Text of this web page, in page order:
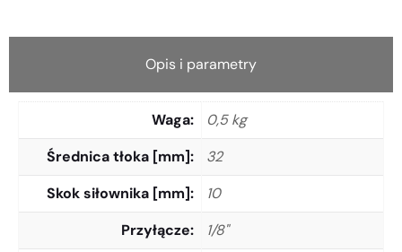
Opis i parametry
Waga
0,5 kg
Średnica tłoka [mm]
32
Skok siłownika [mm]
10
Przyłącze
1/8"